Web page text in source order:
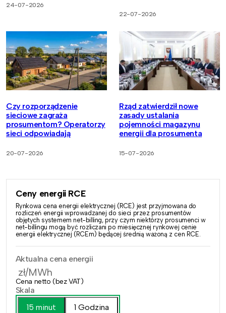
24-07-2026
22-07-2026
Czy rozporządzenie
sieciowe zagraża
prosumentom? Operatorzy
sieci odpowiadają
20-07-2026
Rząd zatwierdził nowe
zasady ustalania
pojemności magazynu
energii dla prosumenta
15-07-2026
Ceny energii RCE
Rynkowa cena energii elektrycznej (RCE) jest przyjmowana do
rozliczeń energii wprowadzanej do sieci przez prosumentów
objętych systemem net-billing, przy czym niektórzy prosumenci w
net-billingu mogą być rozliczani po miesięcznej rynkowej cenie
energii elektrycznej (RCEm) będącej średnią ważoną z cen RCE.
Aktualna cena energii
zł/MWh
Cena netto (bez VAT)
Skala
15 minut
1 Godzina